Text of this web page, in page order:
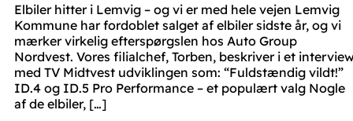
Elbiler hitter i Lemvig – og vi er med hele vejen Lemvig
Kommune har fordoblet salget af elbiler sidste år, og vi
mærker virkelig efterspørgslen hos Auto Group
Nordvest. Vores filialchef, Torben, beskriver i et
med TV Midtvest udviklingen som: “Fuldstændig vildt!”
ID.4 og ID.5 Pro Performance – et populært valg Nogle
af de elbiler, […]